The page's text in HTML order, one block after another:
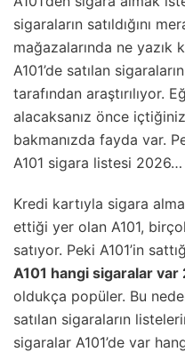
sigaraların satıldığını
mağazalarında ne yazık
A101’de satılan
tarafından araştırılıyor.
alacaksanız önce
bakmanızda fayda var.
A101 sigara listesi
Kredi kartıyla sigara
ettiği yer olan A101,
satıyor. Peki A101’in
A101 hangi sigaralar var
oldukça popüler. Bu
satılan sigaraların
sigaralar A101’de var